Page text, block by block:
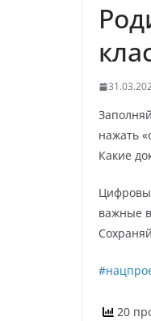
нажать
Какие
важные
20